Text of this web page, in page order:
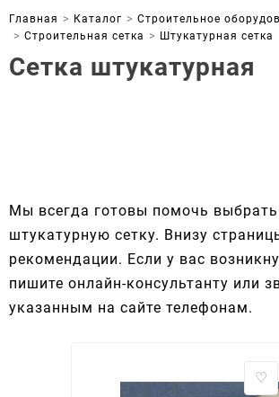
Главная Каталог
Строительное
Строительная сетка
Штукатурная сетка
Сетка штукатурная
Мы всегда готовы помочь выбрать
штукатурную сетку. Внизу
рекомендации. Если у вас
пишите онлайн-консультанту или
указанным на сайте телефонам.
♡